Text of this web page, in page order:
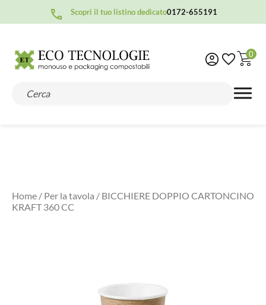
Scopri il tuo listino dedicato0172-655191
0
Home / Per la tavola / BICCHIERE DOPPIO CARTONCINO
KRAFT 360 CC